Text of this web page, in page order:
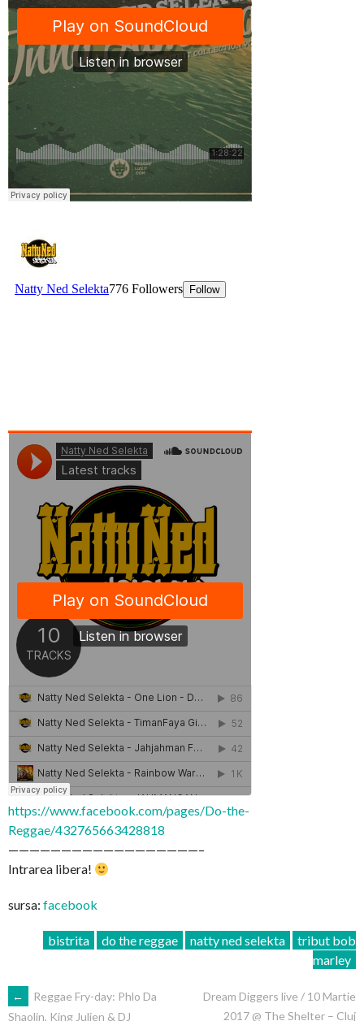
https://www.facebook.com/pages/Do-the-
Reggae/432765663428818
——————————————————–
Intrarea libera!
sursa: facebook
bistrita do the reggae natty ned selekta
tribut bob
marley
POST
←
Reggae Fry-day: Phlo Da
Shaolin, King Julien & DJ
Dream Diggers live / 10 Martie
2017 @ The Shelter – Cluj